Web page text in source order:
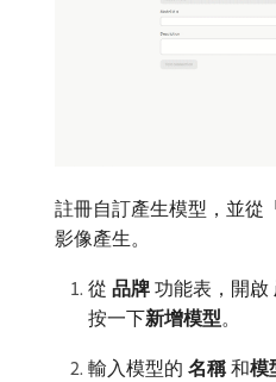
註冊自訂產生模型，並從
影像產生。
從​ 品牌 ​功能表，開啟​
按一下​新增模型。
輸入模型的​ 名稱​和​模